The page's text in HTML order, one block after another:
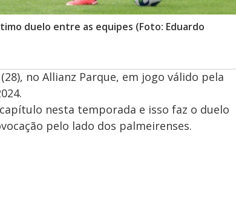
duelo entre as equipes (Foto: Eduardo
no Allianz Parque, em jogo válido pela
nesta temporada e isso faz o duelo
pelo lado dos palmeirenses.